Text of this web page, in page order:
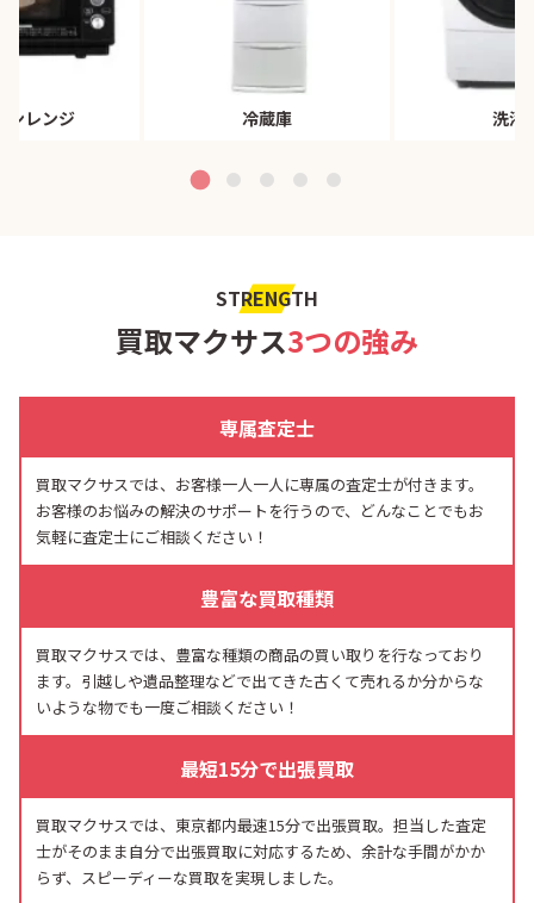
ンレンジ 冷蔵庫 洗濯
STRENGTH
買取マクサス3つの強み
専属査定士
買取マクサスでは、お客様一人一人に専属の査定士が付きます。
お客様のお悩みの解決のサポートを行うので、どんなことでもお
気軽に査定士にご相談ください！
豊富な買取種類
買取マクサスでは、豊富な種類の商品の買い取りを行なっており
ます。引越しや遺品整理などで出てきた古くて売れるか分からな
いような物でも一度ご相談ください！
最短15分で出張買取
買取マクサスでは、東京都内最速15分で出張買取。担当した査定
士がそのまま自分で出張買取に対応するため、余計な手間がかか
らず、スピーディーな買取を実現しました。